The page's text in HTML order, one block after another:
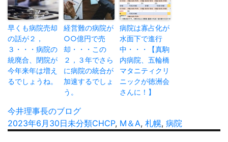
早くも病院売却
の話が２，
３・・・病院の
統廃合、閉院が
今年来年は増え
るでしょうね。
経営難の病院が
○○億円で売
却・・・この
２，３年でさら
に病院の統合が
加速するでしょ
う。
病院は寡占化が
水面下で進行
中・・・【真駒
内病院、五輪橋
マタニティクリ
ニックが徳洲会
さんに！】
投
稿
今井理事長のブログ
投
2023年6月30日カ
未分類タ
CHCP, M＆A, 札幌, 病院